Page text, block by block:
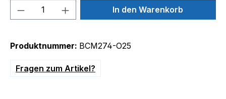
Produkt Anzahl: Gib denIn den Warenkorb
Produktnummer: BCM274-O25
Fragen zum Artikel?